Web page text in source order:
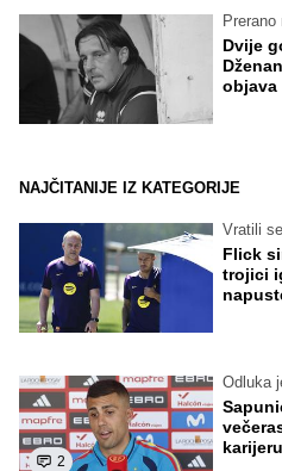
Dvije
objava
NAJČITANIJE IZ KATEGORIJE
Vratili
Flick
trojici
2
Odluka